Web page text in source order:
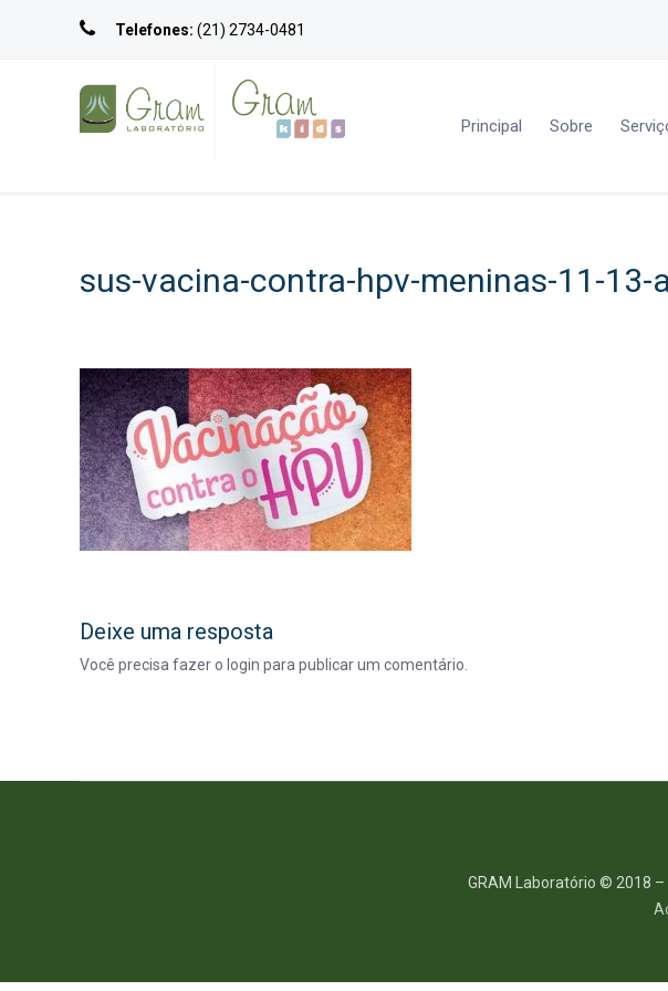
Telefones: (21) 2734-0481
Principal Sobre
sus-vacina-contra-hpv-meninas-11-13-
Deixe uma resposta
Você precisa fazer o login para publicar um comentário.
GRAM Laboratório © 2018